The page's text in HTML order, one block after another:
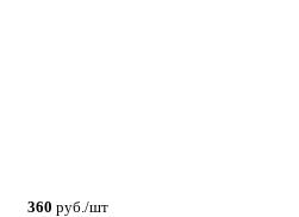
360 руб./шт